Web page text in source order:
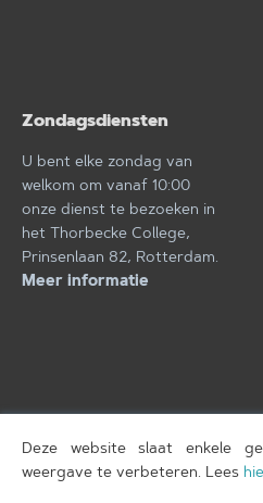
Zondagsdiensten
U bent elke zondag van
welkom om vanaf 10:00
onze dienst te bezoeken in
het Thorbecke College,
Prinsenlaan 82, Rotterdam.
Meer informatie
Copyright © 2026Eben-
Deze website slaat enkele
weergave te verbeteren. Lees